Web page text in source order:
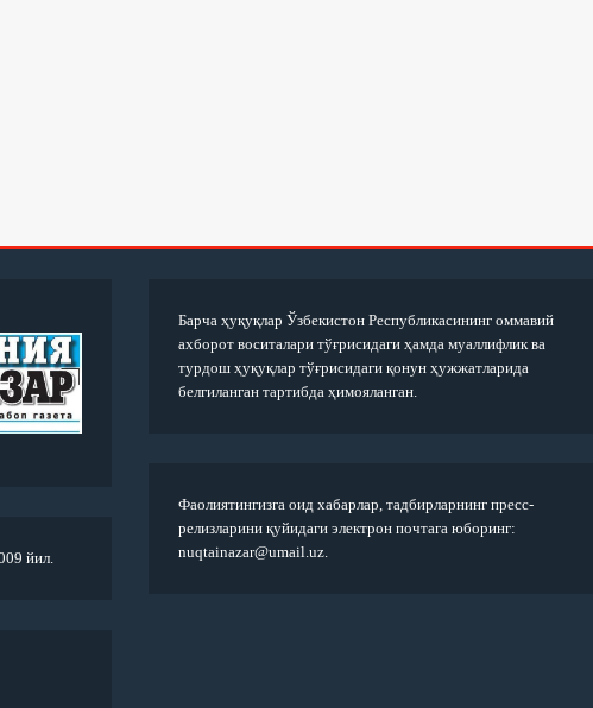
йил.
Барча ҳуқуқлар Ўзбекистон Республикасининг оммавий
ахборот воситалари тўғрисидаги ҳамда муаллифлик ва
турдош ҳуқуқлар тўғрисидаги қонун ҳужжатларида
белгиланган тартибда ҳимояланган.
Фаолиятингизга оид хабарлар, тадбирларнинг пресс-
релизларини қуйидаги электрон почтага юборинг:
nuqtainazar@umail.uz.